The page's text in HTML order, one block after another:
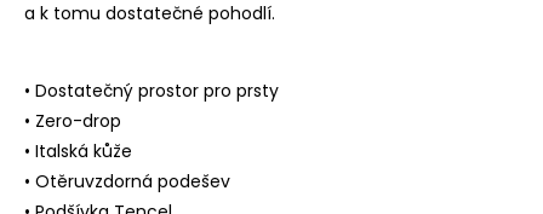
a k tomu dostatečné pohodlí.
• Dostatečný prostor pro prsty
• Zero-drop
• Italská kůže
• Otěruvzdorná podešev